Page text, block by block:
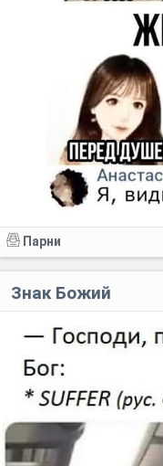
Парни
Знак Божий